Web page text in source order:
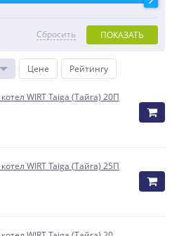
ПОКАЗАТЬ
Сбросить
Цене Рейтингу
WIRT Taiga (Тайга) 20П
WIRT Taiga (Тайга) 25П